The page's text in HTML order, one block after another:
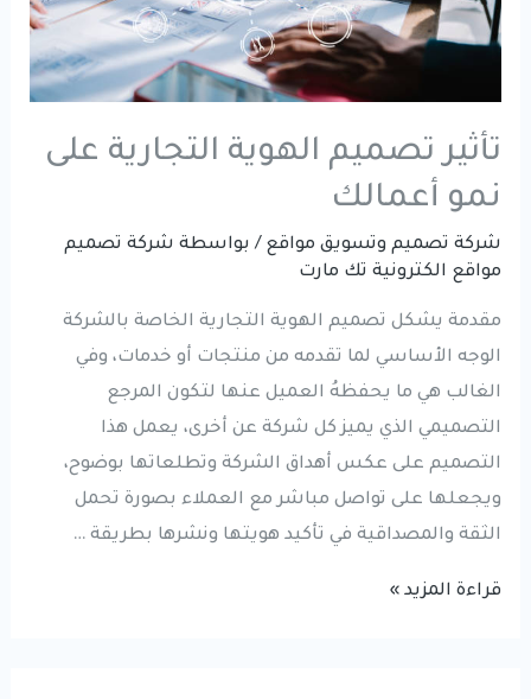
تأثير تصميم الهوية التجارية على
نمو أعمالك
شركة تصميم وتسويق مواقع / بواسطة شركة تصميم
مواقع الكترونية تك مارت
مقدمة يشكل تصميم الهوية التجارية الخاصة بالشركة
الوجه الأساسي لما تقدمه من منتجات أو خدمات، وفي
الغالب هي ما يحفظهُ العميل عنها لتكون المرجع
التصميمي الذي يميز كل شركة عن أخرى، يعمل هذا
التصميم على عكس أهداق الشركة وتطلعاتها بوضوح،
ويجعلها على تواصل مباشر مع العملاء بصورة تحمل
الثقة والمصداقية في تأكيد هويتها ونشرها بطريقة …
تأثير
قراءة المزيد »